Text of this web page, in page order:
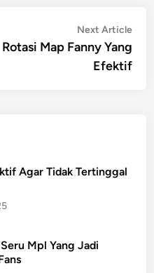
Next Article
Rotasi Map Fanny Yang
Efektif
Agar Tidak Tertinggal
Mpl Yang Jadi